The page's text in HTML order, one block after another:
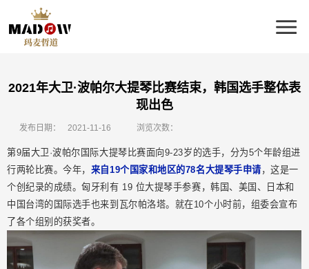
2021年大卫·波帕尔大提琴比赛结束，韩国选手整体表
现出色
发布日期： 2021-11-16 浏览次数：
第9届大卫·波帕尔国际大提琴比赛面向9-23岁的选手，分为5个年龄组进
行两轮比赛。今年， 来自19个国家和地区的78名大提琴手申请，这是一
个创纪录的成绩。匈牙利有 19 位大提琴手参赛，韩国、美国、日本和
中国台湾的国际选手也来到瓦尔帕洛塔。就在10个小时前，组委会宣布
了各个组别的获奖者。